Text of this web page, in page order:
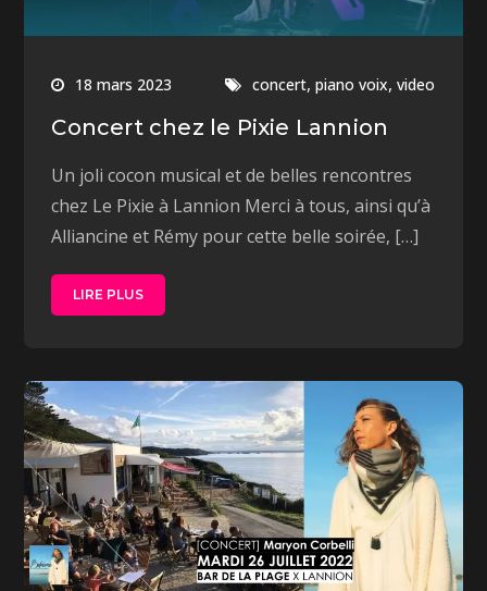
18 mars 2023 concert,piano voix,video
Concert chez le Pixie Lannion
Un joli cocon musical et de belles rencontres
chez Le Pixie à Lannion Merci à tous, ainsi qu’à
Alliancine et Rémy pour cette belle soirée, […]
LIRE PLUS